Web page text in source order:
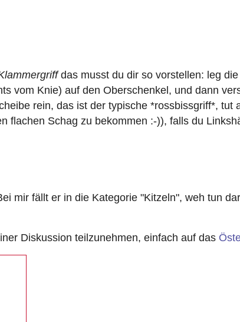
das musst du dir so vorstellen: leg
vom Knie) auf den Oberschenkel, und dann
rein, das ist der typische *rossbissgriff*, tut
flachen Schag zu bekommen :-)), falls du
mir fällt er in die Kategorie "Kitzeln", weh tun
Diskussion teilzunehmen, einfach auf das